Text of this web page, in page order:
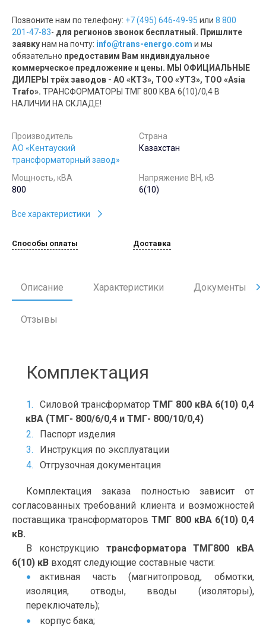
Позвоните нам по телефону: +7 (495) 646-49-95 или 8 800
201-47-83- для регионов звонок бесплатный. Пришлите
заявкунам на почту: info@trans-energo.com и мы
обязательно предоставим Вам индивидуальное
коммерческое предложение и цены. МЫ ОФИЦИАЛЬНЫЕ
ДИЛЕРЫ трёх заводов - АО «КТЗ», ТОО «УТЗ», ТОО «Asia
Trafo». ТРАНСФОРМАТОРЫ ТМГ 800 КВА 6(10)/0,4 В
НАЛИЧИИ НА СКЛАДЕ!
Производитель
АО «Кентауский
трансформаторный завод»
Страна
Казахстан
Мощность, кВА
800
Напряжение ВН, кВ
6(10)
Все характеристики
Способы оплаты Доставка
Описание Характеристики Документы
Отзывы
Комплектация
Силовой трансформаторТМГ 800 кВА 6(10) 0,4
кВА (ТМГ- 800/6/0,4 и ТМГ- 800/10/0,4)
Паспорт изделия
Инструкция по эксплуатации
Отгрузочная документация
Комплектация заказа полностью зависит от
согласованных требований клиента и возможностей
поставщика трансформаторовТМГ 800 кВА 6(10) 0,4
кВ.
В конструкцию трансформатора ТМГ800 кВА
6(10) кВ входят следующие составные части:
активная часть (магнитопровод, обмотки,
изоляция, отводы, вводы (изоляторы),
переключатель);
корпус бака;